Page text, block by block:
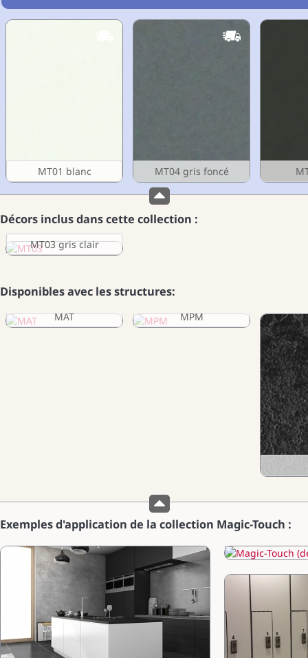
MT01 blanc MT04 gris foncé
Décors inclus dans cette collection :
MT03 gris clair
Disponibles avec les structures:
MAT MPM
Exemples d'application de la collection Magic-Touch :